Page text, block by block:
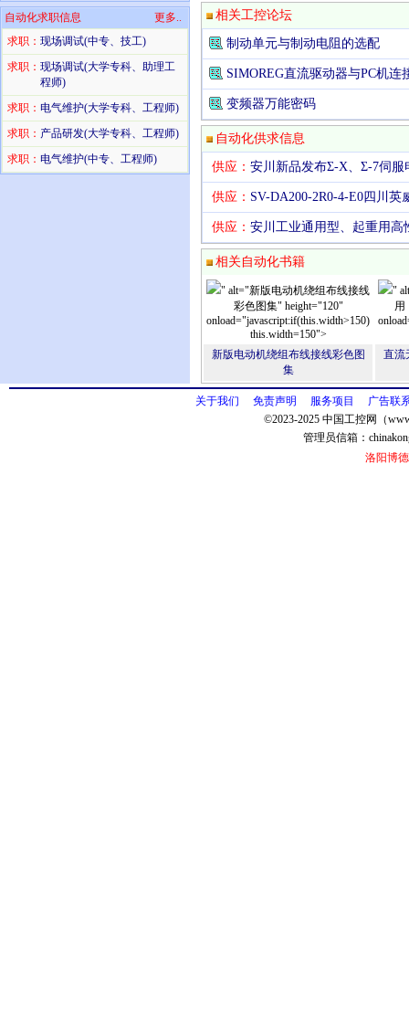
自动化求职信息
更多..
求职： 现场调试(中专、技工)
求职： 现场调试(大学专科、助理工
程师)
求职： 电气维护(大学专科、工程师)
求职： 产品研发(大学专科、工程师)
求职： 电气维护(中专、工程师)
相关工控论坛
制动单元与制动电阻的选配
SIMOREG直流驱动器与PC机连
变频器万能密码
自动化供求信息
供应： 安川新品发布Σ-X、Σ-7伺服
供应： SV-DA200-2R0-4-E0四川英
供应： 安川工业通用型、起重用高
相关自动化书籍
" alt="新版电动机绕组布线接线
彩色图集" height="120"
onload="javascript:if(this.width>150)
this.width=150">
新版电动机绕组布线接线彩色图
集
"
用
直流
关于我们 免责声明 服务项目
广告联
©2023-2025 中国工控网（
管理员信箱：
洛阳博